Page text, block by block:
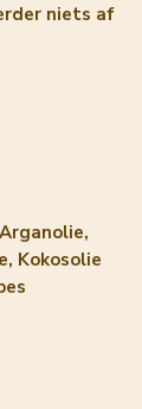
niets af
Kokosolie